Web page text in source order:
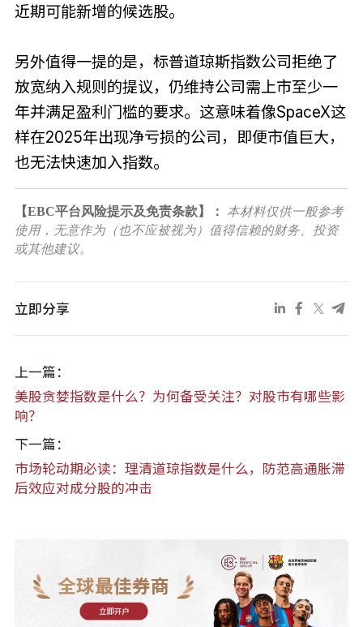
近期可能新增的候选股。
另外值得一提的是，标普道琼斯指数公司拒绝了
放宽纳入规则的提议，仍维持公司需上市至少一
年并满足盈利门槛的要求。这意味着像SpaceX这
样在2025年出现净亏损的公司，即便市值巨大，
也无法快速加入指数。
【EBC平台风险提示及免责条款】：
本材料仅供一般参考
使用，无意作为（也不应被视为）值得信赖的财务、投资
或其他建议。
立即分享
上一篇：
美股贪婪指数是什么？为何备受关注？对股市有哪些影
响？
下一篇：
市场轮动期必读：理清道琼指数是什么，防范高通胀滞
后效应对成分股的冲击
全球最佳券商
立即开户